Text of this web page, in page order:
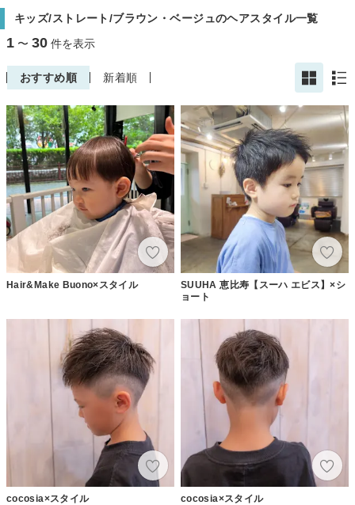
キッズ/ストレート/ブラウン・ベージュのヘアスタイル一覧
1 〜 30 件を表示
おすすめ順 新着順
Hair&Make Buono×スタイル
SUUHA 恵比寿【スーハ エビス】×シ
ョート
cocosia×スタイル cocosia×スタイル